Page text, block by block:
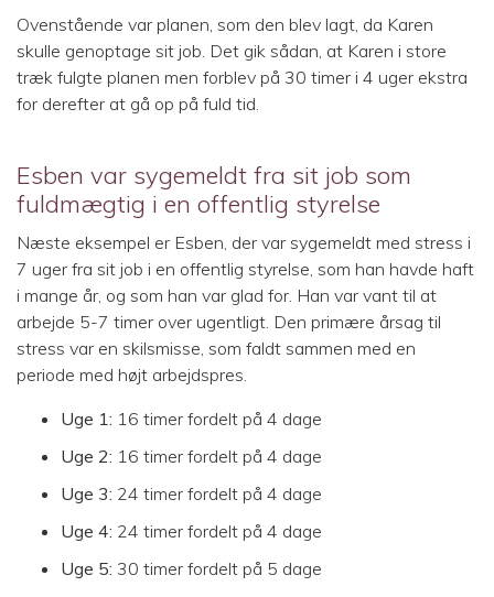
Ovenstående var planen, som den blev lagt, da Karen
skulle genoptage sit job. Det gik sådan, at Karen i store
træk fulgte planen men forblev på 30 timer i 4 uger ekstra
for derefter at gå op på fuld tid.
Esben var sygemeldt fra sit job som
fuldmægtig i en offentlig styrelse
Næste eksempel er Esben, der var sygemeldt med stress i
7 uger fra sit job i en offentlig styrelse, som han havde haft
i mange år, og som han var glad for. Han var vant til at
arbejde 5-7 timer over ugentligt. Den primære årsag til
stress var en skilsmisse, som faldt sammen med en
periode med højt arbejdspres.
Uge 1: 16 timer fordelt på 4 dage
Uge 2: 16 timer fordelt på 4 dage
Uge 3: 24 timer fordelt på 4 dage
Uge 4: 24 timer fordelt på 4 dage
Uge 5: 30 timer fordelt på 5 dage